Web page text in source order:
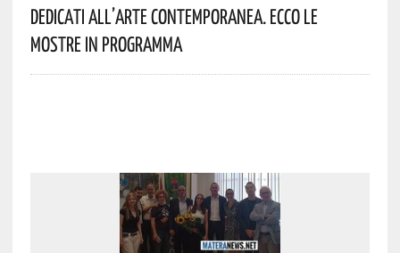
Dedicati All’arte Contemporanea. Ecco Le
Mostre In Programma